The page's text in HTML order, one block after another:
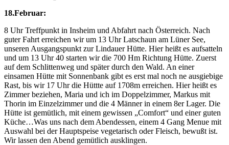
18.Februar:
8 Uhr Treffpunkt in Insheim und Abfahrt nach Österreich. Nach
guter Fahrt erreichen wir um 13 Uhr Latschaun am Lüner See,
unseren Ausgangspunkt zur Lindauer Hütte. Hier heißt es aufsatteln
und um 13 Uhr 40 starten wir die 700 Hm Richtung Hütte. Zuerst
auf dem Schlittenweg und später durch den Wald. An einer
einsamen Hütte mit Sonnenbank gibt es erst mal noch ne ausgiebige
Rast, bis wir 17 Uhr die Hüttte auf 1708m erreichen. Hier heißt es
Zimmer beziehen, Maria und ich im Doppelzimmer, Markus mit
Thorin im Einzelzimmer und die 4 Männer in einem 8er Lager. Die
Hütte ist gemütlich, mit einem gewissen „Comfort“ und einer guten
Küche…Was uns nach dem Abendessen, einem 4 Gang Menue mit
Auswahl bei der Hauptspeise vegetarisch oder Fleisch, bewußt ist.
Wir lassen den Abend gemütlich ausklingen.